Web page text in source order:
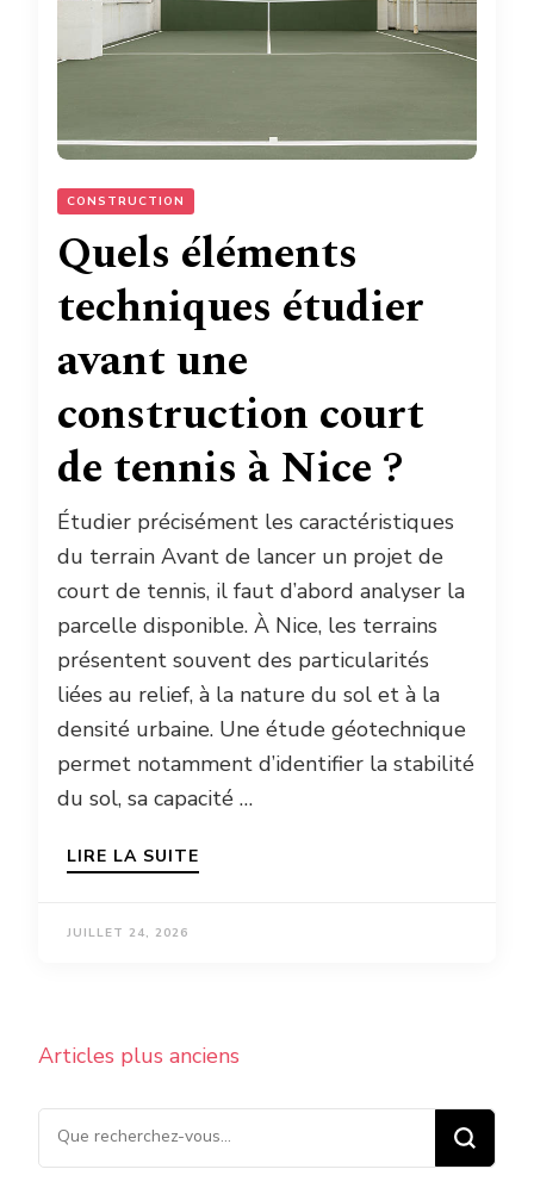
CONSTRUCTION
Quels éléments
techniques étudier
avant une
construction court
de tennis à Nice ?
Étudier précisément les caractéristiques
du terrain Avant de lancer un projet de
court de tennis, il faut d’abord analyser la
parcelle disponible. À Nice, les terrains
présentent souvent des particularités
liées au relief, à la nature du sol et à la
densité urbaine. Une étude géotechnique
permet notamment d’identifier la stabilité
du sol, sa capacité …
LIRE LA SUITE
JUILLET 24, 2026
Navigation
articles
Articles plus anciens
Vous recherchiez quelque
chose ?